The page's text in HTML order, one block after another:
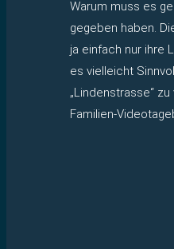
Warum muss es
gegeben haben.
ja einfach nur ihre
es vielleicht
„Lindenstrasse“
Familien-